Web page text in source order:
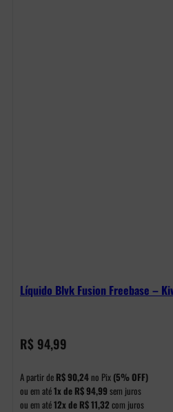
Líquido Blvk Fusion Freebase –
R$ 94,99
A partir de R$90,24 no Pix (5% OFF)
ou em até1x de R$94,99 sem juros
ou em até12x de R$11,32 com juros